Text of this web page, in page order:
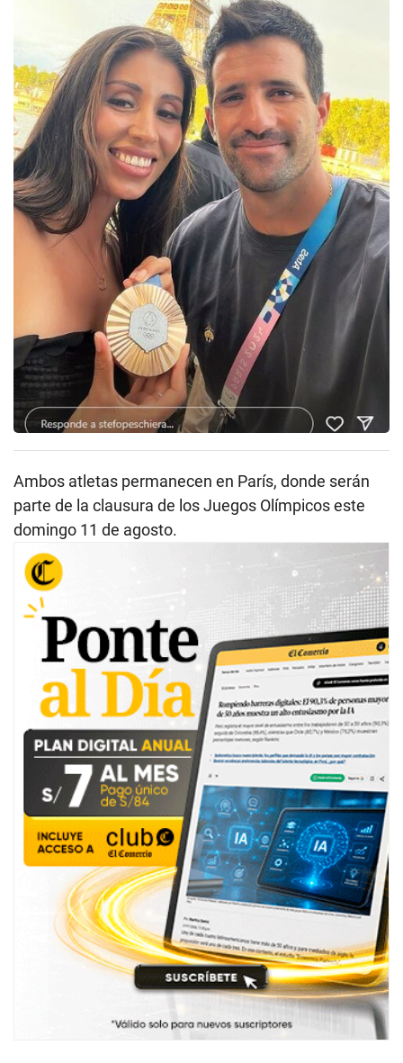
Ambos atletas permanecen en París, donde serán
parte de la clausura de los Juegos Olímpicos este
domingo 11 de agosto.